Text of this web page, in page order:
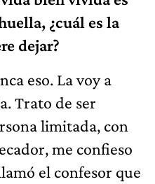
¿cuál es la
dejar?
eso. La voy a
Trato de ser
limitada, con
me confieso
el confesor que